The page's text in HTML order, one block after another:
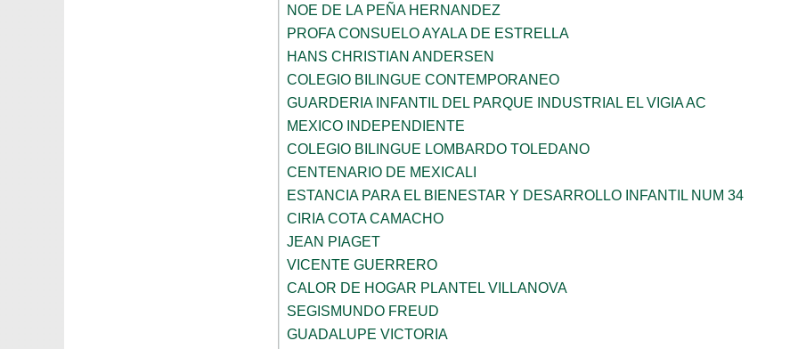
NOE DE LA PEÑA HERNANDEZ
PROFA CONSUELO AYALA DE ESTRELLA
HANS CHRISTIAN ANDERSEN
COLEGIO BILINGUE CONTEMPORANEO
GUARDERIA INFANTIL DEL PARQUE INDUSTRIAL EL VIGIA AC
MEXICO INDEPENDIENTE
COLEGIO BILINGUE LOMBARDO TOLEDANO
CENTENARIO DE MEXICALI
ESTANCIA PARA EL BIENESTAR Y DESARROLLO INFANTIL NUM 34
CIRIA COTA CAMACHO
JEAN PIAGET
VICENTE GUERRERO
CALOR DE HOGAR PLANTEL VILLANOVA
SEGISMUNDO FREUD
GUADALUPE VICTORIA